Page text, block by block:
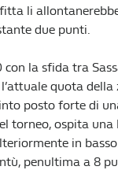
li
due punti.
la sfida tra
quota della
posto forte di
torneo, ospita una
in
penultima a 8